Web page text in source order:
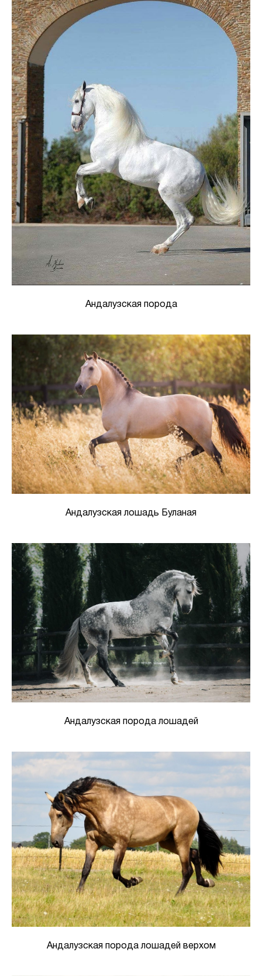
Андалузская порода
Андалузская лошадь Буланая
Андалузская порода лошадей
Андалузская порода лошадей верхом